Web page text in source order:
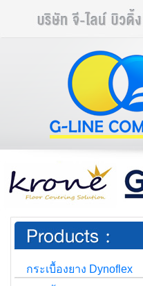
กระเบื้องยาง Dynoflex